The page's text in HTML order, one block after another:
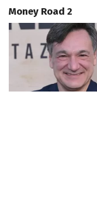
Money Road 2